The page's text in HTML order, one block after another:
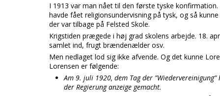
I 1913 var man nået til den første tyske
havde fået religionsundervisning på tysk, og så
der var tilbage på Felsted Skole.
Krigstiden prægede i høj grad skolens arbejde. 18.
samlet ind, frugt brændenælder osv.
Men nedlaget lod sig ikke afvende. Og det kunne
Lorensen er følgende:
Am 9. juli 1920, dem Tag der
der Regierung anzeige gemacht.